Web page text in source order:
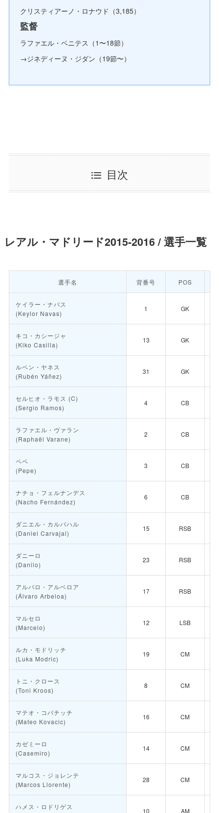
クリスティアーノ・ロナウド（3,185）
監督
ラファエル・ベニテス（1〜18節）
→ジネディーヌ・ジダン（19節〜）
目次
レアル・マドリード2015-2016 / 選手一覧
選手名 背番号 POS
ケイラー・ナバス
(Keylor Navas)
1 GK
キコ・カシージャ
(Kiko Casilla)
13 GK
ルベン・ヤネス
(Rubén Yáñez)
31 GK
セルヒオ・ラモス (C)
(Sergio Ramos)
4 CB
ラファエル・ヴァラン
(Raphaël Varane)
2 CB
ペペ
(Pepe)
3 CB
ナチョ・フェルナンデス
(Nacho Fernández)
6 CB
ダニエル・カルバハル
(Daniel Carvajal)
15 RSB
ダニーロ
(Danilo)
23 RSB
アルバロ・アルベロア
(Álvaro Arbeloa)
17 RSB
マルセロ
(Marcelo)
12 LSB
ルカ・モドリッチ
(Luka Modric)
19 CM
トニ・クロース
(Toni Kroos)
8 CM
マテオ・コバチッチ
(Mateo Kovacic)
16 CM
カゼミーロ
(Casemiro)
14 CM
マルコス・ジョレンテ
(Marcos Llorente)
28 CM
ハメス・ロドリゲス
10 AM